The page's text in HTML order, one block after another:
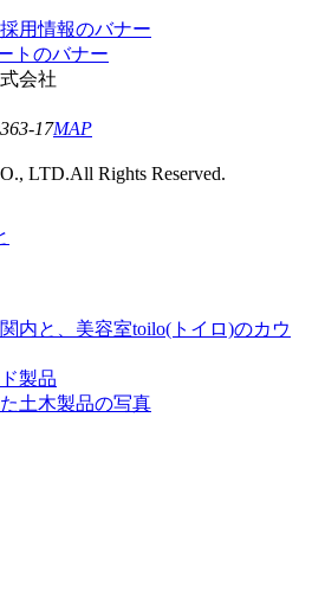
会社
17MAP
LTD.All Rights Reserved.
製品